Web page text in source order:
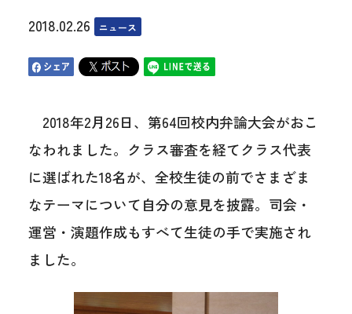
2018.02.26 ニュース
2018年2月26日、第64回校内弁論大会がおこ
なわれました。クラス審査を経てクラス代表
に選ばれた18名が、全校生徒の前でさまざま
なテーマについて自分の意見を披露。司会・
運営・演題作成もすべて生徒の手で実施され
ました。